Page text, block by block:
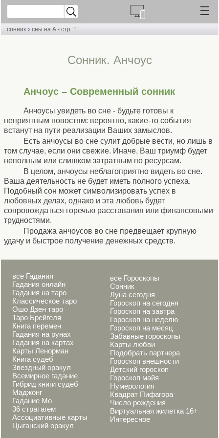
сонник › сны на А - стр. 1
Cонник. Анчоус
Анчоус – Современный сонник
Анчоусы увидеть во сне - будьте готовы к
неприятным новостям: вероятно, какие-то события
встанут на пути реализации Ваших замыслов.
Есть анчоусы во сне сулит добрые вести, но лишь в
том случае, если они свежие. Иначе, Ваш триумф будет
неполным или слишком затратным по ресурсам.
В целом, анчоусы неблагоприятно видеть во сне.
Ваша деятельность не будет иметь полного успеха.
Подобный сон может символизировать успех в
любовных делах, однако и эта любовь будет
сопровождаться горечью расставания или финансовыми
трудностями.
Продажа анчоусов во сне предвещает крупную
удачу и быстрое получение денежных средств.
все Гадания
Гадания онлайн
Гадания на таро
Классическое таро
Ошо Дзен таро
Таро Брейгеля
Книга перемен
Гадания на рунах
Гадания на картах
Карты Ленорман
Книга судеб
Звездный оракул
Всемирное гадание
Гибрид книги судеб
Маджонг
Гадание Мо
36 стратагем
Ассоциативные карты
Цыганский оракул
все Гороскопы
Сонник
Луна сегодня
Гороскоп на сегодня
Гороскоп на завтра
Гороскоп на неделю
Гороскоп на месяц
Забавные гороскопы
Карты любви
Подобрать партнера
Гороскоп внешности
Детский гороскоп
Гороскоп майя
Нумерология
Квадрат Пифагора
Число рождения
Виртуальная жилетка 16+
Интересное